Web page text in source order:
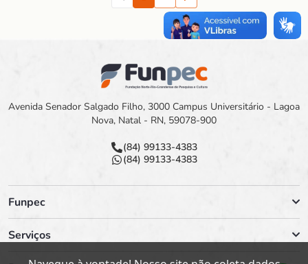
Avenida Senador Salgado Filho, 3000 Campus Universitário - Lagoa
Nova, Natal - RN, 59078-900
(84) 99133-4383
(84) 99133-4383
Funpec
Serviços